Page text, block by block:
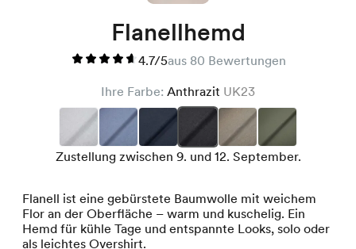
Flanellhemd
4.7/5aus 80 Bewertungen
Ihre Farbe: Anthrazit UK23
Zustellung zwischen 9. und 12. September.
Flanell ist eine gebürstete Baumwolle mit weichem
Flor an der Oberfläche – warm und kuschelig. Ein
Hemd für kühle Tage und entspannte Looks, solo oder
als leichtes Overshirt.